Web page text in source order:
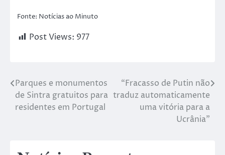
Fonte: Notícias ao Minuto
Post Views: 977
Parques e monumentos
de Sintra gratuitos para
residentes em Portugal
“Fracasso de Putin não
traduz automaticamente
uma vitória para a
Ucrânia”